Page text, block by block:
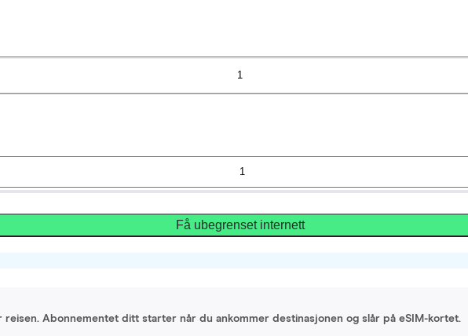
1
Få ubegrenset internett
Abonnementet ditt starter når du ankommer destinasjonen og slår på eSIM-kortet.